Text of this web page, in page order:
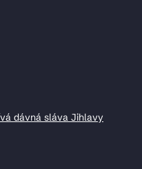
dávná sláva Jihlavy